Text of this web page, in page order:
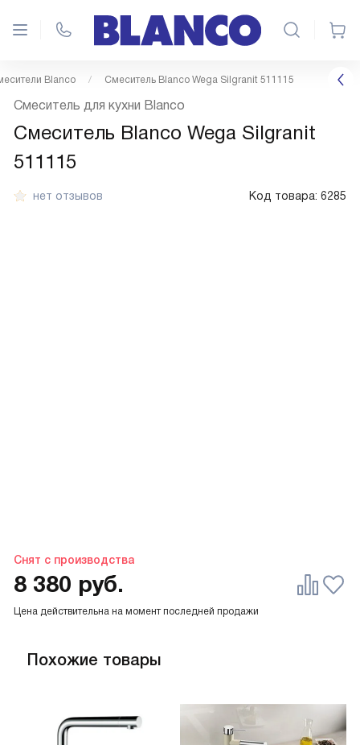
Blanco Смеситель Blanco Wega Silgranit 511115
нет отзывов Код товара: 6285
Снят с производства
Смеситель для кухни Blanco
Смеситель Blanco Wega Silgranit
511115
Цена действительна на момент последней продажи
8 380 руб.
Похожие товары